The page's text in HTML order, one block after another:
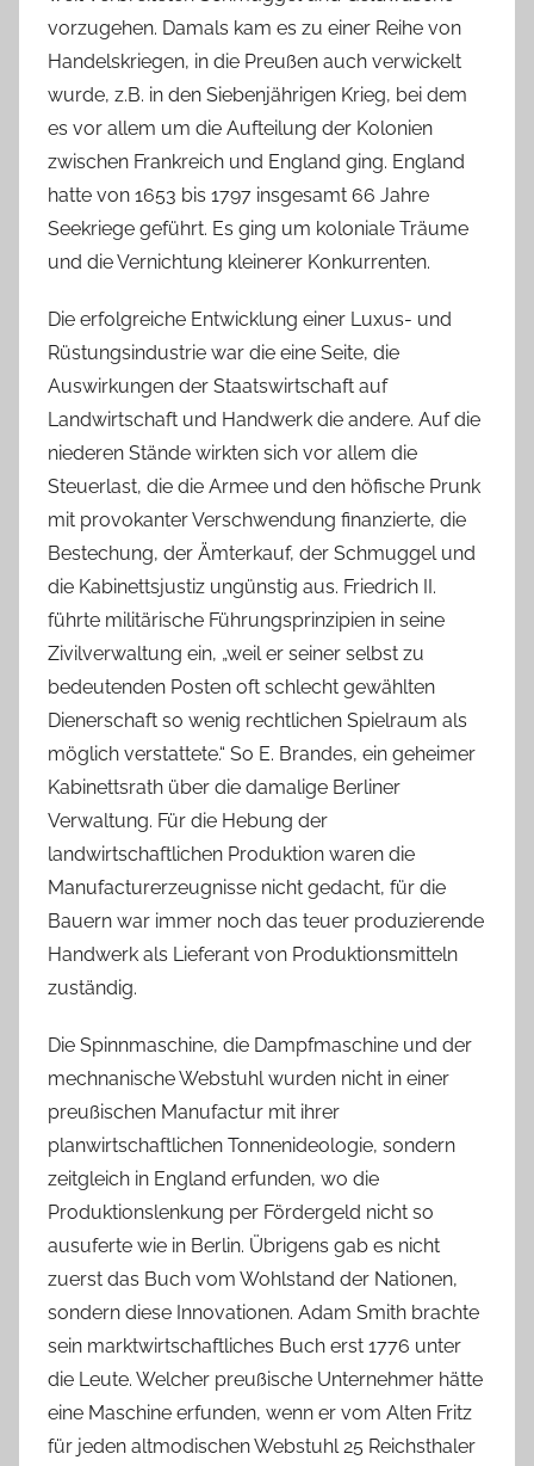
vorzugehen. Damals kam es zu einer Reihe von
Handelskriegen, in die Preußen auch verwickelt
wurde, z.B. in den Siebenjährigen Krieg, bei dem
es vor allem um die Aufteilung der Kolonien
zwischen Frankreich und England ging. England
hatte von 1653 bis 1797 insgesamt 66 Jahre
Seekriege geführt. Es ging um koloniale Träume
und die Vernichtung kleinerer Konkurrenten.
Die erfolgreiche Entwicklung einer Luxus- und
Rüstungsindustrie war die eine Seite, die
Auswirkungen der Staatswirtschaft auf
Landwirtschaft und Handwerk die andere. Auf die
niederen Stände wirkten sich vor allem die
Steuerlast, die die Armee und den höfische Prunk
mit provokanter Verschwendung finanzierte, die
Bestechung, der Ämterkauf, der Schmuggel und
die Kabinettsjustiz ungünstig aus. Friedrich II.
führte militärische Führungsprinzipien in seine
Zivilverwaltung ein, „weil er seiner selbst zu
bedeutenden Posten oft schlecht gewählten
Dienerschaft so wenig rechtlichen Spielraum als
möglich verstattete.“ So E. Brandes, ein geheimer
Kabinettsrath über die damalige Berliner
Verwaltung. Für die Hebung der
landwirtschaftlichen Produktion waren die
Manufacturerzeugnisse nicht gedacht, für die
Bauern war immer noch das teuer produzierende
Handwerk als Lieferant von Produktionsmitteln
zuständig.
Die Spinnmaschine, die Dampfmaschine und der
mechnanische Webstuhl wurden nicht in einer
preußischen Manufactur mit ihrer
planwirtschaftlichen Tonnenideologie, sondern
zeitgleich in England erfunden, wo die
Produktionslenkung per Fördergeld nicht so
ausuferte wie in Berlin. Übrigens gab es nicht
zuerst das Buch vom Wohlstand der Nationen,
sondern diese Innovationen. Adam Smith brachte
sein marktwirtschaftliches Buch erst 1776 unter
die Leute. Welcher preußische Unternehmer hätte
eine Maschine erfunden, wenn er vom Alten Fritz
für jeden altmodischen Webstuhl 25 Reichsthaler